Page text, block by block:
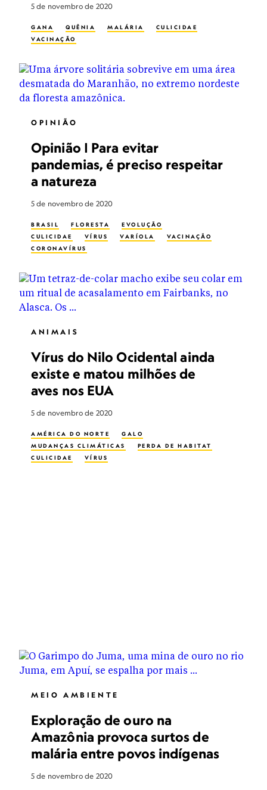
5 de novembro de 2020
GANA QUÊNIA MALÁRIA
CULICIDAE
VACINAÇÃO
OPINIÃO
Opinião | Para evitar
pandemias, é preciso respeitar
a natureza
5 de novembro de 2020
BRASIL FLORESTA
EVOLUÇÃO
CULICIDAE
VÍRUS VARÍOLA
VACINAÇÃO
CORONAVÍRUS
ANIMAIS
Vírus do Nilo Ocidental ainda
existe e matou milhões de
aves nos EUA
5 de novembro de 2020
AMÉRICA DO NORTE
GALO
MUDANÇAS CLIMÁTICAS
PERDA DE HABITAT
CULICIDAE
VÍRUS
MEIO AMBIENTE
Exploração de ouro na
Amazônia provoca surtos de
malária entre povos indígenas
5 de novembro de 2020